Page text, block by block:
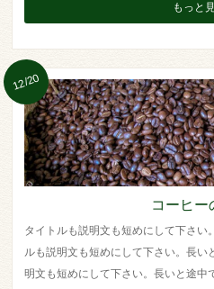
もっと
コーヒー
タイトルも説明文も短めにして下さい
ルも説明文も短めにして下さい。長い
明文も短めにして下さい。長いと途中
12/20